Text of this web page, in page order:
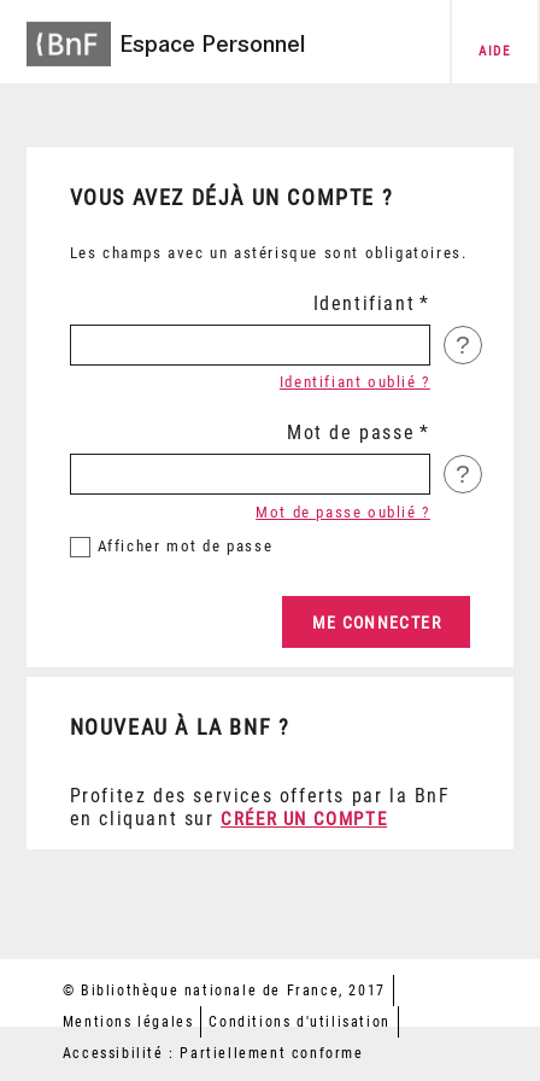
Espace Personnel AIDE
VOUS AVEZ DÉJÀ UN COMPTE ?
Les champs avec un astérisque sont obligatoires.
Identifiant
?
Identifiant oublié ?
Mot de passe
?
Afficher mot de passe
Mot de passe oublié ?
NOUVEAU À LA BNF ?
Profitez des services offerts par la BnF
en cliquant sur CRÉER UN COMPTE
© Bibliothèque nationale de France, 2017
Mentions légales
Conditions d'utilisation
Accessibilité : Partiellement conforme